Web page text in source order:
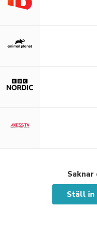
Saknar
Ställ in